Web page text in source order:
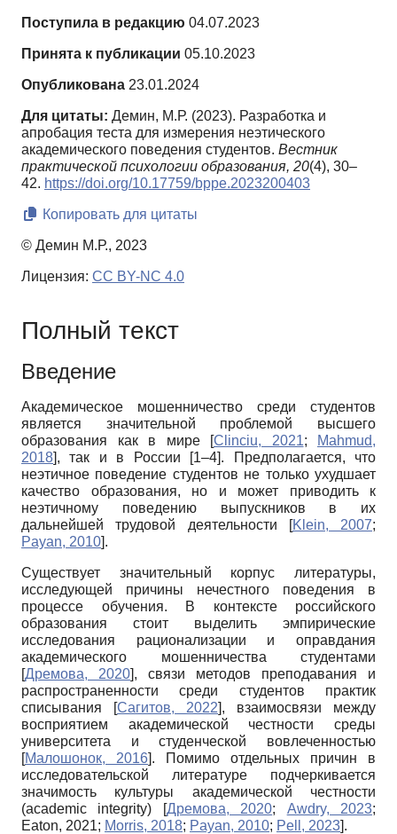
Поступила в редакцию 04.07.2023
Принята к публикации 05.10.2023
Опубликована 23.01.2024
Для цитаты: Демин, М.Р. (2023). Разработка и
апробация теста для измерения неэтического
академического поведения студентов. Вестник
практической психологии образования, 20(4), 30–
42. https://doi.org/10.17759/bppe.2023200403
Копировать для цитаты
© Демин М.Р., 2023
Лицензия: CC BY-NC 4.0
Полный текст
Введение
Академическое мошенничество среди студентов
является значительной проблемой высшего
образования как в мире
[Clinciu, 2021;
Mahmud,
2018], так и в России [1–4]. Предполагается, что
неэтичное поведение студентов не только ухудшает
качество образования, но и может приводить к
неэтичному поведению выпускников в их
дальнейшей трудовой деятельности
[Klein, 2007;
Payan, 2010].
Существует значительный корпус литературы,
исследующей причины нечестного поведения в
процессе обучения. В контексте российского
образования стоит выделить эмпирические
исследования рационализации и оправдания
академического мошенничества студентами
[Дремова, 2020], связи методов преподавания и
распространенности среди студентов практик
списывания
[Сагитов, 2022], взаимосвязи между
восприятием академической честности среды
университета и студенческой вовлеченностью
[Малошонок, 2016]. Помимо отдельных причин в
исследовательской литературе подчеркивается
значимость культуры академической честности
(academic integrity)
[Дремова, 2020; Awdry, 2023;
Eaton, 2021; Morris, 2018; Payan, 2010; Pell, 2023].